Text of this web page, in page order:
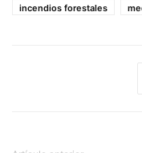
incendios forestales